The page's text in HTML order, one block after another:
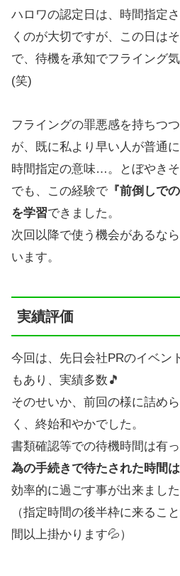
ハロワの認定日は、時間指定
くのが大切ですが、この日は
で、待機を承知でフライング
(笑)
フライングの罪悪感を持ちつ
が、既に私より早い人が普通
時間指定の意味…。とぼやき
でも、この経験で 『前倒しで
を学習できました。
次回以降で使う機会があるな
います。
実績評価
今回は、先日会社PRのイベン
もあり、実績多数🎵
そのせいか、前回の様に詰め
く、終始和やかでした。
書類確認等での待機時間は有
為の手続きで待たされた時間
効率的に過ごす事が出来ました
（指定時間の後半枠に来るこ
間以上掛かります💦）